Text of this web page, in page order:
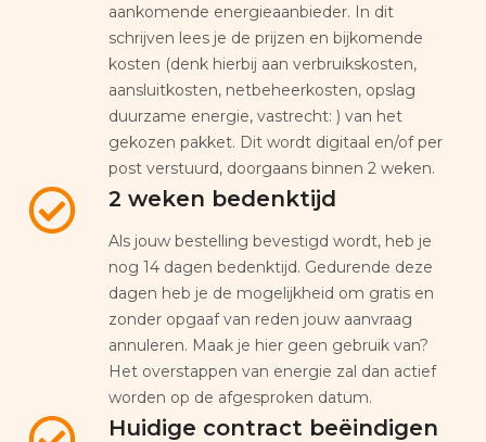
aankomende energieaanbieder. In dit
schrijven lees je de prijzen en bijkomende
kosten (denk hierbij aan verbruikskosten,
aansluitkosten, netbeheerkosten, opslag
duurzame energie, vastrecht: ) van het
gekozen pakket. Dit wordt digitaal en/of per
post verstuurd, doorgaans binnen 2 weken.
2 weken bedenktijd
Als jouw bestelling bevestigd wordt, heb je
nog 14 dagen bedenktijd. Gedurende deze
dagen heb je de mogelijkheid om gratis en
zonder opgaaf van reden jouw aanvraag
annuleren. Maak je hier geen gebruik van?
Het overstappen van energie zal dan actief
worden op de afgesproken datum.
Huidige contract beëindigen